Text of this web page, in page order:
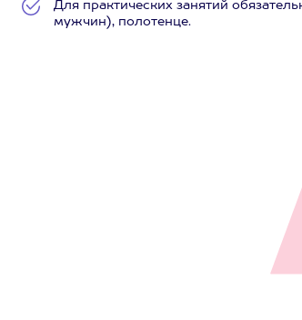
Для практических занятий
мужчин), полотенце.